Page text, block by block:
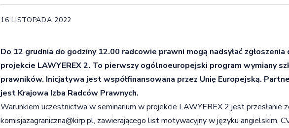
16 LISTOPADA 2022
Do 12 grudnia do godziny 12.00 radcowie prawni mogą nadsyłać zgłoszenia
projekcie LAWYEREX 2. To pierwszy ogólnoeuropejski program wymiany
prawników. Inicjatywa jest współfinansowana przez Unię Europejską.
jest Krajowa Izba Radców Prawnych.
Warunkiem uczestnictwa w seminarium w projekcie LAWYEREX 2 jest przesłanie
komisjazagraniczna@kirp.pl, zawierającego list motywacyjny w języku angielskim,